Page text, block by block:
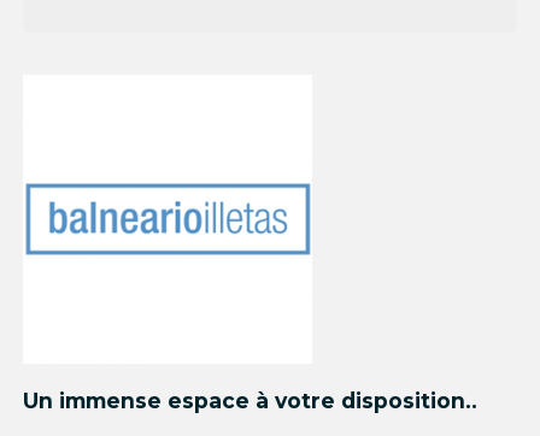
Un immense espace à votre disposition..